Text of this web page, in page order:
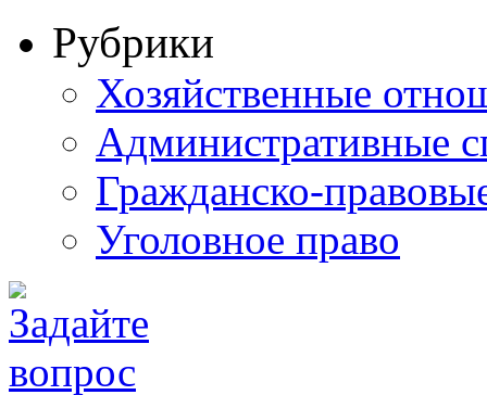
Рубрики
Хозяйственные
Административные
Гражданско-
Уголовное право